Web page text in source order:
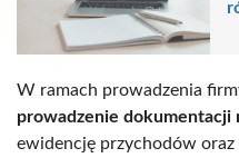
W ramach prowadzenia
prowadzenie dokumentacji
ewidencję przychodów